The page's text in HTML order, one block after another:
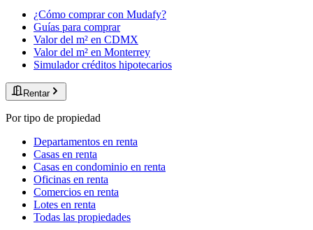
¿Cómo comprar con Mudafy?
Guías para comprar
Valor del m² en CDMX
Valor del m² en Monterrey
Simulador créditos hipotecarios
Rentar
Por tipo de propiedad
Departamentos en renta
Casas en renta
Casas en condominio en renta
Oficinas en renta
Comercios en renta
Lotes en renta
Todas las propiedades